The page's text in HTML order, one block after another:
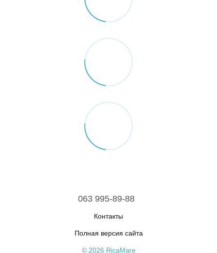
063 995-89-88
Контакты
Полная версия сайта
© 2026 RicaMare